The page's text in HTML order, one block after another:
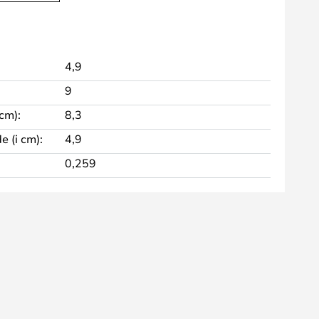
4,9
9
8,3
(i cm):
4,9
0,259